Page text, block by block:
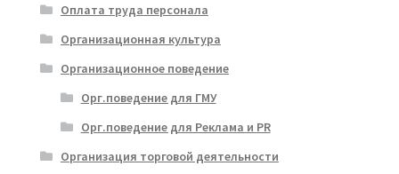
Оплата труда персонала
Организационная культура
Организационное поведение
Орг.поведение для ГМУ
Орг.поведение для Реклама и PR
Организация торговой деятельности